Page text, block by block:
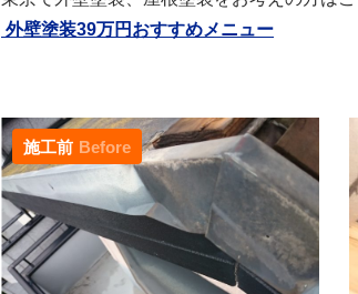
外壁塗装39万円おすすめメニュー
施工前 Before